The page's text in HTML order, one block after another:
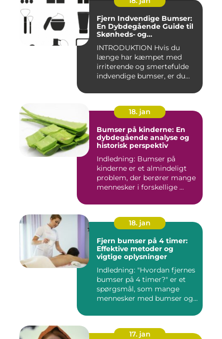
Fjern Indvendige Bumser:
En Dybdegående Guide til
Skønheds- og
INTRODUKTION Hvis du
længe har kæmpet med
irriterende og smertefulde
indvendige bumser, er du
18. jan
Bumser på kinderne: En
dybdegående analyse og
historisk perspektiv
Indledning: Bumser på
kinderne er et almindeligt
problem, der berører mange
mennesker i forskellige ...
18. jan
Fjern bumser på 4 timer:
Effektive metoder og
vigtige oplysninger
Indledning: "Hvordan fjernes
bumser på 4 timer?" er et
spørgsmål, som mange
mennesker med bumser og...
17. jan